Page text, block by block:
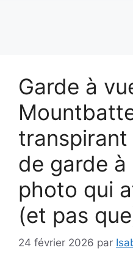
Garde à
de garde à
photo qui
(et pas
24 février 2026 par